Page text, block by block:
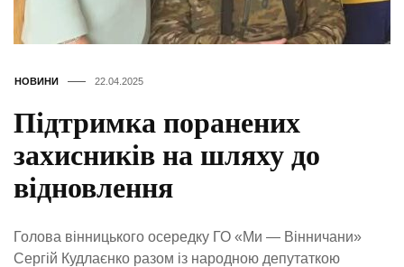
НОВИНИ 22.04.2025
Підтримка поранених
захисників на шляху до
відновлення
Голова вінницького осередку ГО «Ми — Вінничани»
Сергій Кудлаєнко разом із народною депутаткою